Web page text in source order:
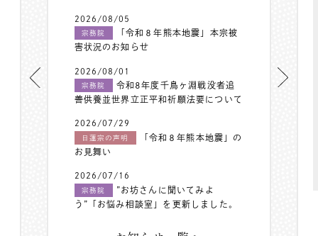
2026/08/05
宗務院
「令和８年熊本地震」本宗被
害状況のお知らせ
2026/08/01
宗務院
令和8年度千鳥ヶ淵戦没者追
善供養並世界立正平和祈願法要について
2026/07/29
日蓮宗の声明
「令和８年熊本地震」の
お見舞い
2026/07/16
宗務院
”お坊さんに聞いてみよ
う”「お悩み相談室」を更新しました。